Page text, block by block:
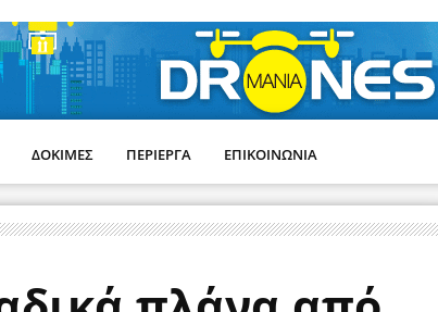
ΔΟΚΙΜΕΣ ΠΕΡΙΕΡΓΑ ΕΠΙΚΟΙΝΩΝΙΑ